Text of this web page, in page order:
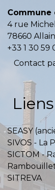
Commune
4 rue
78660
+33 1 30 59
Contact
Liens
SEASY
SIVOS - La
SICTOM -
SITREVA